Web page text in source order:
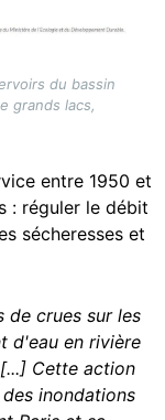
du bassin
grands lacs,
entre 1950 et
: réguler le débit
sécheresses et
de crues sur les
d'eau en rivière
Cette action
inondations